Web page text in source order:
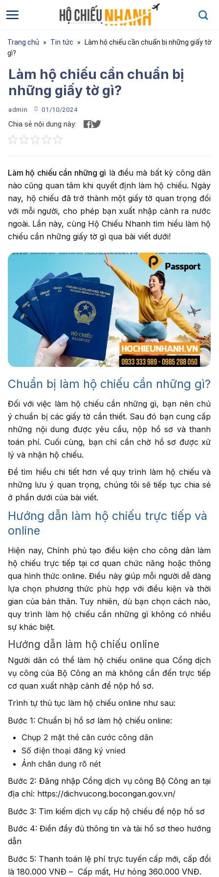
qua
dung
Trang chủ » Tin tức »
Làm hộ chiếu cần chuẩn bị những giấy tờ
gì?
Làm hộ chiếu cần chuẩn bị
những giấy tờ gì?
admin 01/10/2024
Chia sẻ nội dung này:
Làm hộ chiếu cần những gì là điều mà bất kỳ công dân
nào cũng quan tâm khi quyết định làm hộ chiếu. Ngày
nay, hộ chiếu đã trở thành một giấy tờ quan trọng đối
với mỗi người, cho phép bạn xuất nhập cảnh ra nước
ngoài. Lần này, cùng Hộ Chiếu Nhanh tìm hiểu làm hộ
chiếu cần những giấy tờ gì qua bài viết dưới!
Chuẩn bị làm hộ chiếu cần những gì?
Đối với việc làm hộ chiếu cần những gì, bạn nên chú
ý chuẩn bị các giấy tờ cần thiết. Sau đó bạn cung cấp
những nội dung được yêu cầu, nộp hồ sơ và thanh
toán phí. Cuối cùng, bạn chỉ cần chờ hồ sơ được xử
lý và nhận hộ chiếu.
Để tìm hiểu chi tiết hơn về quy trình làm hộ chiếu và
những lưu ý quan trọng, chúng tôi sẽ tiếp tục chia sẻ
ở phần dưới của bài viết.
Hướng dẫn làm hộ chiếu trực tiếp và
online
Hiện nay, Chính phủ tạo điều kiện cho công dân làm
hộ chiếu trực tiếp tại cơ quan chức năng hoặc thông
qua hình thức online. Điều này giúp mỗi người dễ dàng
lựa chọn phương thức phù hợp với điều kiện và thời
gian của bản thân. Tuy nhiên, dù bạn chọn cách nào,
quy trình làm hộ chiếu cần những gì không có nhiều
sự khác biệt.
Hướng dẫn làm hộ chiếu online
Người dân có thể làm hộ chiếu online qua Cổng dịch
vụ công của Bộ Công an mà không cần đến trực tiếp
cơ quan xuất nhập cảnh để nộp hồ sơ.
Trình tự thủ tục làm hộ chiếu online như sau:
Bước 1: Chuẩn bị hồ sơ làm hộ chiếu online:
Chụp 2 mặt thẻ căn cước công dân
Số điện thoại đăng ký vnied
Ảnh chân dung rõ nét
Bước 2: Đăng nhập Cổng dịch vụ công Bộ Công an tại
địa chỉ: https://dichvucong.bocongan.gov.vn/
Bước 3: Tìm kiếm dịch vụ cấp hộ chiếu để nộp hồ sơ
Bước 4: Điền đầy đủ thông tin và tải hồ sơ theo hướng
dẫn
Bước 5: Thanh toán lệ phí trực tuyến cấp mới, cấp đổi
là 180.000 VNĐ – Cấp mất, Hư hỏng 360.000 VNĐ.
Họ và tên của bạn
Điện thoại*
Nhập số điện thoại
cần được tư vấn
Dịch vụ cần tư
vấn
Tư vấn
cho tôi